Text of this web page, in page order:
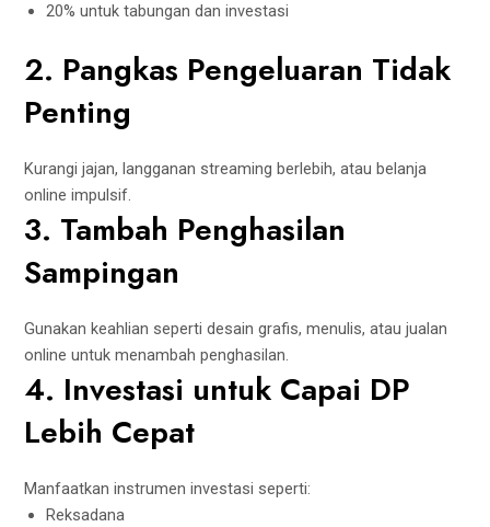
20% untuk tabungan dan investasi
2. Pangkas Pengeluaran Tidak
Penting
Kurangi jajan, langganan streaming berlebih, atau belanja
online impulsif.
3. Tambah Penghasilan
Sampingan
Gunakan keahlian seperti desain grafis, menulis, atau jualan
online untuk menambah penghasilan.
4. Investasi untuk Capai DP
Lebih Cepat
Manfaatkan instrumen investasi seperti:
Reksadana